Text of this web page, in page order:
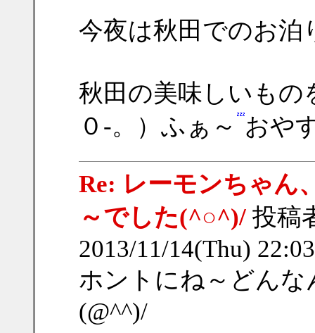
今夜は秋田でのお泊
秋田の美味しいもの
０‐。）ふぁ～ おや
Re: レーモンちゃん
～でした(^○^)/ 投稿
2013/11/14(Thu)
ホントにね～どん
(@^^)/